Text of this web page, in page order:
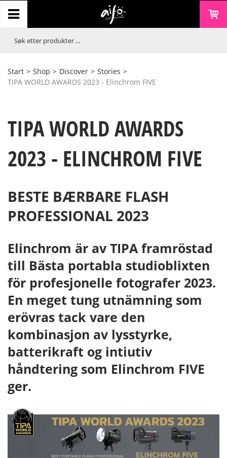
Start > Shop > Discover > Stories >
TIPA WORLD AWARDS 2023 - Elinchrom FIVE
TIPA WORLD AWARDS
2023 - ELINCHROM FIVE
BESTE BÆRBARE FLASH
PROFESSIONAL 2023
Elinchrom är av TIPA framröstad
till Bästa portabla studioblixten
för profesjonelle fotografer 2023.
En meget tung utnämning som
erövras tack vare den
kombinasjon av lysstyrke,
batterikraft og intiutiv
håndtering som Elinchrom FIVE
ger.